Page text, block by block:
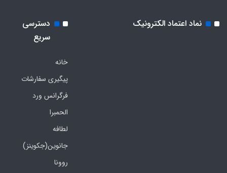
نماد اعتماد الکترونیک
دسترسی
سریع
خانه
پیگیری سفارشات
فرگرانس ورد
الحمبرا
لطافه
جانوین(جکوینز)
روونا